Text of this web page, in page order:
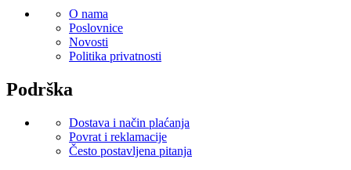
O nama
Poslovnice
Novosti
Politika privatnosti
Podrška
Dostava i način plaćanja
Povrat i reklamacije
Često postavljena pitanja